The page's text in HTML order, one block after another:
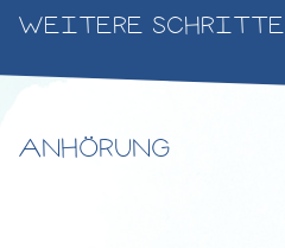
WEITERE SCHRITTE
ANHÖRUNG